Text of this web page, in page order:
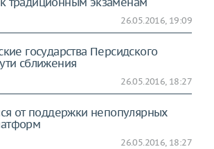
26.05.2016, 19:09
государства Персидского
сближения
26.05.2016, 18:27
от поддержки непопулярных
26.05.2016, 18:27